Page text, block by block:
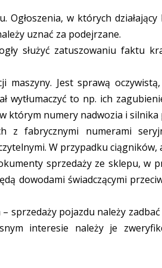
Ogłoszenia, w których
uznać za podejrzane.
służyć zatuszowaniu faktu
maszyny. Jest sprawą
wytłumaczyć to np. ich
którym numery nadwozia i
z fabrycznymi numerami
W przypadku
sprzedaży ze sklepu, w
dowodami świadczącymi
sprzedaży pojazdu należy
interesie należy je